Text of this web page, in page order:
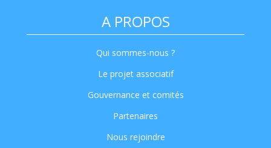
A PROPOS
Qui sommes-nous ?
Le projet associatif
Gouvernance et comités
Partenaires
Nous rejoindre